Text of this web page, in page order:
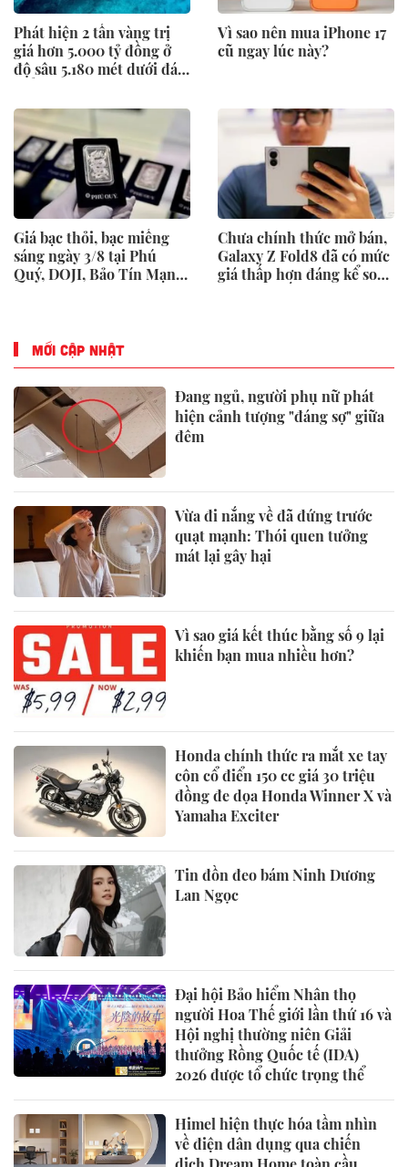
Phát hiện 2 tấn vàng trị
giá hơn 5.000 tỷ đồng ở
độ sâu 5.180 mét dưới đáy
Vì sao nên mua iPhone 17
cũ ngay lúc này?
Giá bạc thỏi, bạc miếng
sáng ngày 3/8 tại Phú
Quý, DOJI, Bảo Tín Mạnh
Chưa chính thức mở bán,
Galaxy Z Fold8 đã có mức
giá thấp hơn đáng kể so
MỚI CẬP NHẬT
Đang ngủ, người phụ nữ phát
hiện cảnh tượng "đáng sợ" giữa
đêm
Vừa đi nắng về đã đứng trước
quạt mạnh: Thói quen tưởng
mát lại gây hại
Vì sao giá kết thúc bằng số 9 lại
khiến bạn mua nhiều hơn?
Honda chính thức ra mắt xe tay
côn cổ điển 150 cc giá 30 triệu
đồng đe dọa Honda Winner X và
Yamaha Exciter
Tin đồn đeo bám Ninh Dương
Lan Ngọc
Đại hội Bảo hiểm Nhân thọ
người Hoa Thế giới lần thứ 16 và
Hội nghị thường niên Giải
thưởng Rồng Quốc tế (IDA)
2026 được tổ chức trọng thể
Himel hiện thực hóa tầm nhìn
về điện dân dụng qua chiến